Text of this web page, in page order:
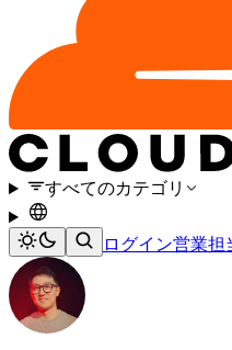
すべてのカテゴリ
ログイン営業担